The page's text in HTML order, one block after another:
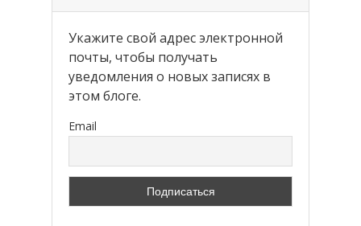
Укажите свой адрес электронной
почты, чтобы получать
уведомления о новых записях в
этом блоге.
Email